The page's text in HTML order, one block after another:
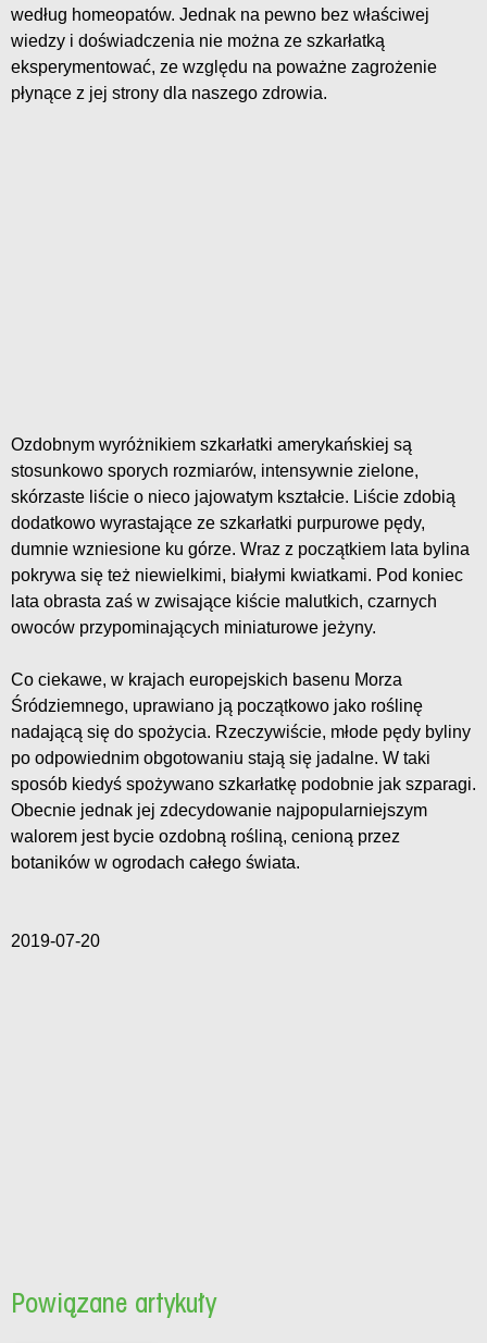
według homeopatów. Jednak na pewno bez właściwej
wiedzy i doświadczenia nie można ze szkarłatką
eksperymentować, ze względu na poważne zagrożenie
płynące z jej strony dla naszego zdrowia.
Ozdobnym wyróżnikiem szkarłatki amerykańskiej są
stosunkowo sporych rozmiarów, intensywnie zielone,
skórzaste liście o nieco jajowatym kształcie. Liście zdobią
dodatkowo wyrastające ze szkarłatki purpurowe pędy,
dumnie wzniesione ku górze. Wraz z początkiem lata bylina
pokrywa się też niewielkimi, białymi kwiatkami. Pod koniec
lata obrasta zaś w zwisające kiście malutkich, czarnych
owoców przypominających miniaturowe jeżyny.
Co ciekawe, w krajach europejskich basenu Morza
Śródziemnego, uprawiano ją początkowo jako roślinę
nadającą się do spożycia. Rzeczywiście, młode pędy byliny
po odpowiednim obgotowaniu stają się jadalne. W taki
sposób kiedyś spożywano szkarłatkę podobnie jak szparagi.
Obecnie jednak jej zdecydowanie najpopularniejszym
walorem jest bycie ozdobną rośliną, cenioną przez
botaników w ogrodach całego świata.
2019-07-20
Powiązane artykuły